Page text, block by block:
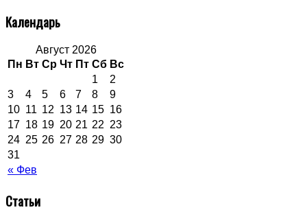
Календарь
Август 2026
Пн Вт Ср Чт Пт Сб Вс
« Фев
1
2
3
4 5 6 7 8
9
10 11 12 13 14 15 16
17 18 19 20 21 22 23
24 25 26 27 28 29 30
31
Статьи